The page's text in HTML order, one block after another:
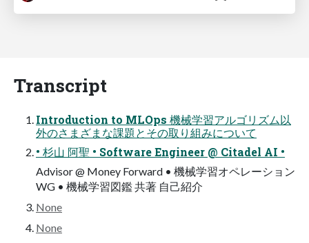
Transcript
Introduction to MLOps 機械学習アルゴリズム以
外のさまざまな課題とその取り組みについて
• 杉山 阿聖 • Software Engineer @ Citadel AI •
Advisor @ Money Forward • 機械学習オペレーション
WG • 機械学習図鑑 共著 自己紹介
None
None